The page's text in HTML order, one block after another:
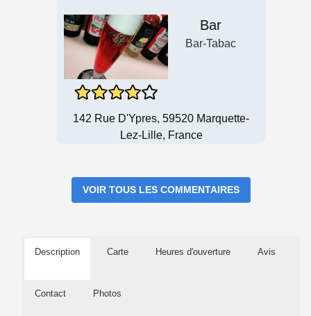
Bar
Bar-Tabac
142 Rue D'Ypres, 59520 Marquette-
Lez-Lille, France
VOIR TOUS LES COMMENTAIRES
Description Carte Heures d'ouverture Avis
Contact Photos